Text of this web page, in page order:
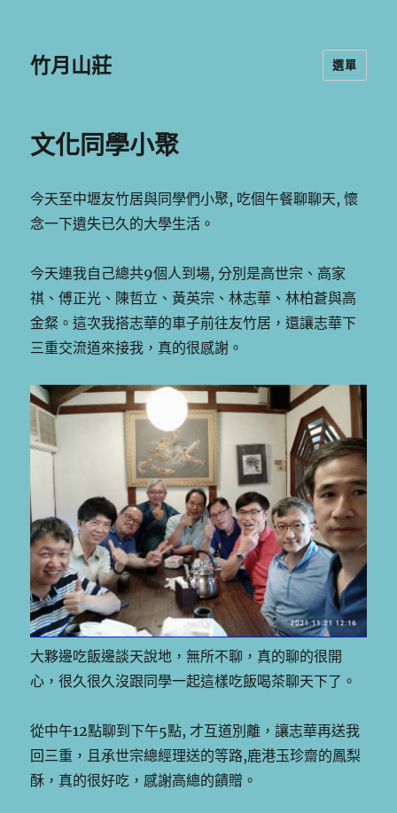
竹月山莊 選單
文化同學小聚
今天至中壢友竹居與同學們小聚, 吃個午餐聊聊天, 懷
念一下遺失已久的大學生活。
今天連我自己總共9個人到場, 分別是高世宗、高家
祺、傅正光、陳哲立、黃英宗、林志華、林柏蒼與高
金粲。這次我搭志華的車子前往友竹居，還讓志華下
三重交流道來接我，真的很感謝。
大夥邊吃飯邊談天說地，無所不聊，真的聊的很開
心，很久很久沒跟同學一起這樣吃飯喝茶聊天下了。
從中午12點聊到下午5點, 才互道別離，讓志華再送我
回三重，且承世宗總經理送的等路,鹿港玉珍齋的鳳梨
酥，真的很好吃，感謝高總的饋贈。